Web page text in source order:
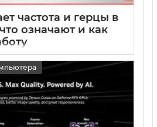
частота и герцы в
означают и как